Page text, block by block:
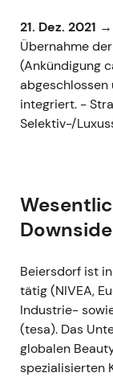
21. Dez. 2021
Übernahme
(Ankündigung
abgeschlossen
integriert. -
Selektiv-/
Consumer-
danach
Aufwärtstrend.
das
€7.627 Mio.
bereinigt um
Unternehmen
übertroffen
[1],[4],[8]. -
Beiersdorf ist
tätig (NIVEA,
Industrie-
(tesa). Das
globalen
spezialisierten